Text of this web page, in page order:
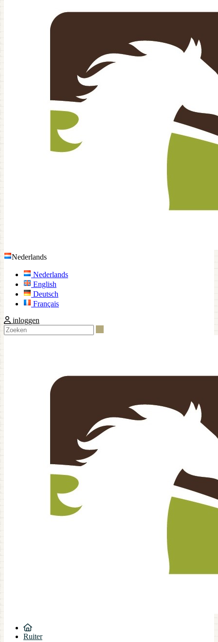
Nederlands
Nederlands
English
Deutsch
Français
inloggen
Ruiter